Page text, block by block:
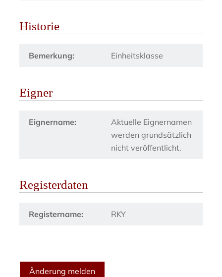
Historie
Bemerkung: Einheitsklasse
Eigner
Eignername:
Aktuelle Eignernamen
werden grundsätzlich
nicht veröffentlicht.
Registerdaten
Registername: RKY
Änderung melden